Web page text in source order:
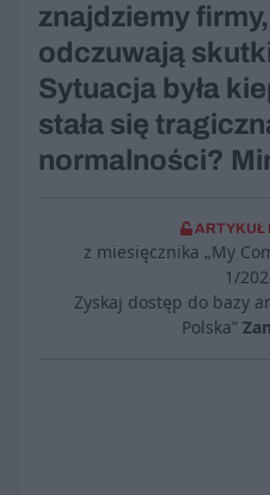
znajdziemy
odczuwają
Sytuacja była
stała się
normalności?
ARTYKUŁ
z miesięcznika „My
1/
Zyskaj dostęp do bazy
Polska”